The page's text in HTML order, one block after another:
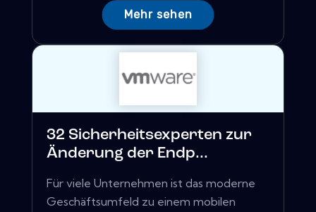
Mehr sehen
32 Sicherheitsexperten zur
Änderung der Endp...
Für viele Unternehmen ist das moderne
Geschäftsumfeld zu einem mobilen